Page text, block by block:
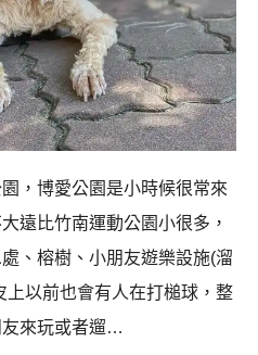
，博愛公園是小時候很常來
遠比竹南運動公園小很多，
、榕樹、小朋友遊樂設施(溜
以前也會有人在打槌球，整
友來玩或者遛…